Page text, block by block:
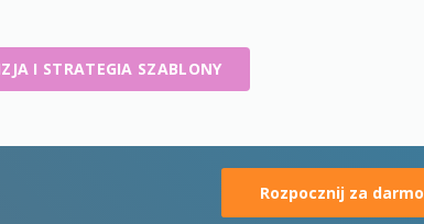
I STRATEGIA SZABLONY
Rozpocznij za darmo